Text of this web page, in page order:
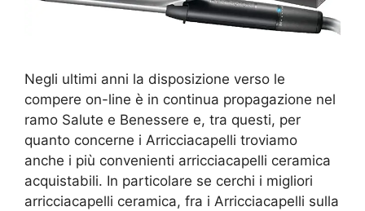
Negli ultimi anni la disposizione verso le
compere on-line è in continua propagazione nel
ramo Salute e Benessere e, tra questi, per
quanto concerne i Arricciacapelli troviamo
anche i più convenienti arricciacapelli ceramica
acquistabili. In particolare se cerchi i migliori
arricciacapelli ceramica, fra i Arricciacapelli sulla